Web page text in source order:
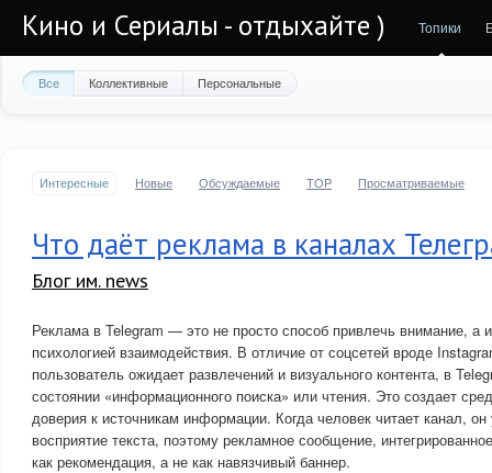
Кино и Сериалы - отдыхайте ) Топики
Все Коллективные Персональные
Интересные Новые Обсуждаемые TOP Просматриваемые
Что даёт реклама в каналах
Блог им. news
Реклама в Telegram — это не просто способ привлечь внимание, а
психологией взаимодействия. В отличие от соцсетей вроде
пользователь ожидает развлечений и визуального контента, в
состоянии «информационного поиска» или чтения. Это создает
доверия к источникам информации. Когда человек читает канал,
восприятие текста, поэтому рекламное сообщение,
как рекомендация, а не как навязчивый баннер.